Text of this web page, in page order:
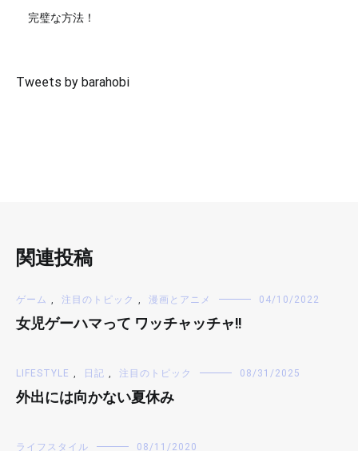
完璧な方法！
Tweets by barahobi
関連投稿
ゲーム , 注目のトピック , 漫画とアニメ 04/10/2022
女児ゲーハマって ワッチャッチャ!!
LIFESTYLE , 日記 , 注目のトピック 08/31/2025
外出には向かない夏休み
ライフスタイル 08/11/2020